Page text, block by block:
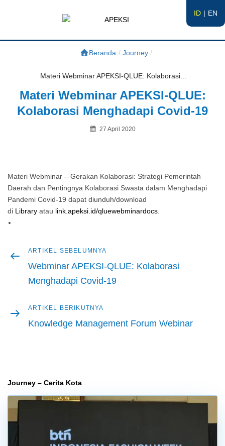
ID EN
APEKSI
Beranda / Journey /
Materi Webminar APEKSI-QLUE: Kolaborasi...
Materi Webminar APEKSI-QLUE:
Kolaborasi Menghadapi Covid-19
Posted
27 April 2020
Materi Webminar – Gerakan Kolaborasi: Strategi Pemerintah
Daerah dan Pentingnya Kolaborasi Swasta dalam Menghadapi
Pandemi Covid-19 dapat diunduh/download
di Library atau link.apeksi.id/qluewebminardocs
Navigasi
pos
Artikel
sebelumnya
ARTIKEL SEBELUMNYA
Webminar APEKSI-QLUE: Kolaborasi
Menghadapi Covid-19
Artikel
berikutnya
ARTIKEL BERIKUTNYA
Knowledge Management Forum Webinar
Journey – Cerita Kota